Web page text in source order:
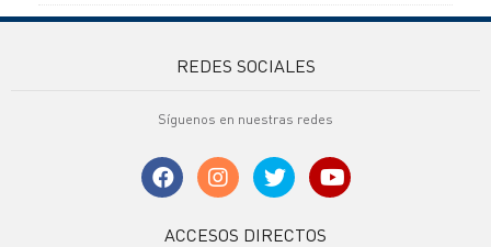
REDES SOCIALES
Síguenos en nuestras redes
ACCESOS DIRECTOS